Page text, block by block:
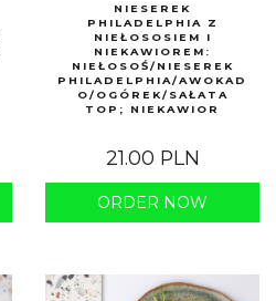
NIESEREK
PHILADELPHIA Z
NIEŁOSOSIEM I
NIEKAWIOREM:
NIEŁOSOŚ/NIESEREK
PHILADELPHIA/AWOKAD
O/OGÓREK/SAŁATA
TOP; NIEKAWIOR
21.00 PLN
ORDER NOW